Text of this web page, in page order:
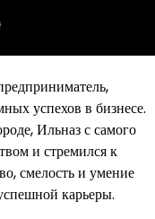
успехов в бизнесе.
Ильназ с самого
и стремился к
смелость и умение
карьеры.